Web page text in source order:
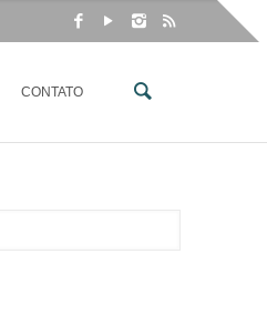
CONTATO